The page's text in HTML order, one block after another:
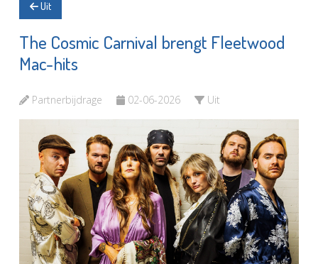
Uit
The Cosmic Carnival brengt Fleetwood
Mac-hits
Partnerbijdrage 02-06-2026 Uit